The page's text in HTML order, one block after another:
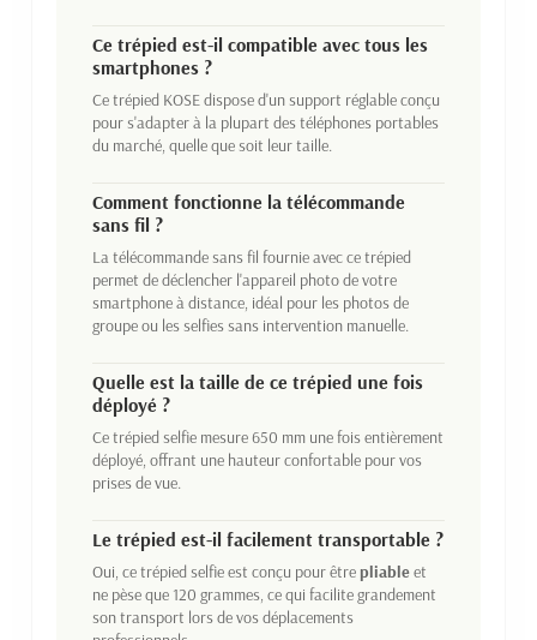
Ce trépied est-il compatible avec tous les
smartphones ?
Ce trépied KOSE dispose d'un support réglable conçu
pour s'adapter à la plupart des téléphones portables
du marché, quelle que soit leur taille.
Comment fonctionne la télécommande
sans fil ?
La télécommande sans fil fournie avec ce trépied
permet de déclencher l'appareil photo de votre
smartphone à distance, idéal pour les photos de
groupe ou les selfies sans intervention manuelle.
Quelle est la taille de ce trépied une fois
déployé ?
Ce trépied selfie mesure 650 mm une fois entièrement
déployé, offrant une hauteur confortable pour vos
prises de vue.
Le trépied est-il facilement transportable ?
Oui, ce trépied selfie est conçu pour êtrepliableet
ne pèse que 120 grammes, ce qui facilite grandement
son transport lors de vos déplacements